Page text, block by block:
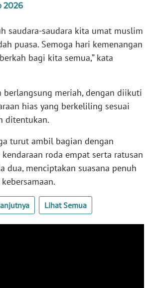
2026
saudara-saudara kita umat muslim
puasa. Semoga hari kemenangan
bagi kita semua,” kata
berlangsung meriah, dengan diikuti
hias yang berkeliling sesuai
ditentukan.
turut ambil bagian dengan
roda empat serta ratusan
dua, menciptakan suasana penuh
Lihat Semua